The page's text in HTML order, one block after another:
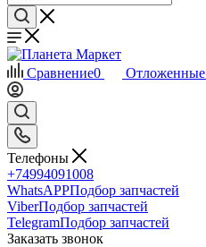
Сравнение0 Отложенные
Телефоны
+74994091008
WhatsAPPПодбор запчастей
ViberПодбор запчастей
TelegramПодбор запчастей
Заказать звонок